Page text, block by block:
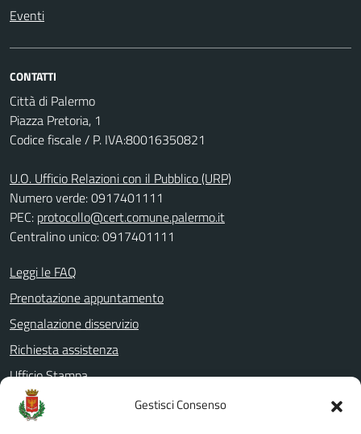
Gestisci Consenso
Eventi
CONTATTI
Città di Palermo
Piazza Pretoria, 1
Codice fiscale / P. IVA:80016350821
U.O. Ufficio Relazioni con il Pubblico (URP)
Numero verde: 0917401111
PEC: protocollo@cert.comune.palermo.it
Centralino unico: 0917401111
Leggi le FAQ
Prenotazione appuntamento
Segnalazione disservizio
Richiesta assistenza
Ufficio Stampa
Amministrazione Trasparente
Albo pretorio